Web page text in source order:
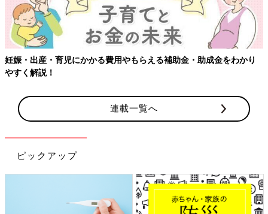
【ワクチン接種できるものも】妊婦の感染症対策、知っておいて！
連載一覧へ
ピックアップ